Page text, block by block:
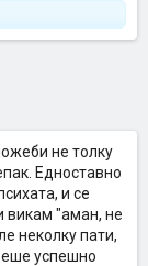
не толку
Едноставно
и се
викам "аман, не
неколку пати,
успешно